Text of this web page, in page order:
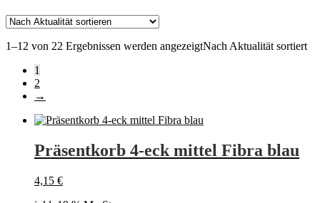
1–12 von 22 Ergebnissen werden angezeigtNach Aktualität sortiert
1
2
→
Präsentkorb 4-eck mittel Fibra blau
4,15 €